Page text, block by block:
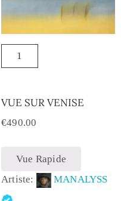
VUE SUR VENISE
€490.00
Vue Rapide
Artiste:
MANALYSS